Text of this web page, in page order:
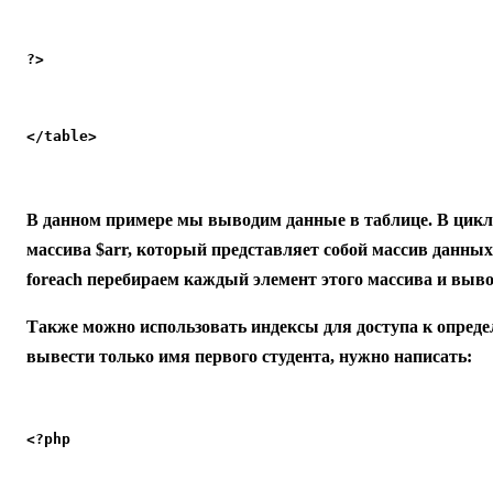
?>
</table>
В данном примере мы выводим данные в таблице. В
массива $arr, который представляет собой массив
foreach перебираем каждый элемент этого массива и
Также можно использовать индексы для доступа к
вывести только имя первого студента, нужно написать:
<?php